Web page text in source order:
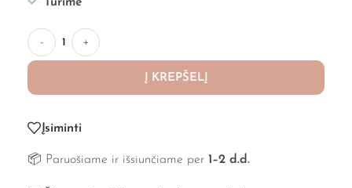
- +
Į KREPŠELĮ
Įsiminti
📦 Paruošiame ir išsiunčiame per 1–2 d.d.